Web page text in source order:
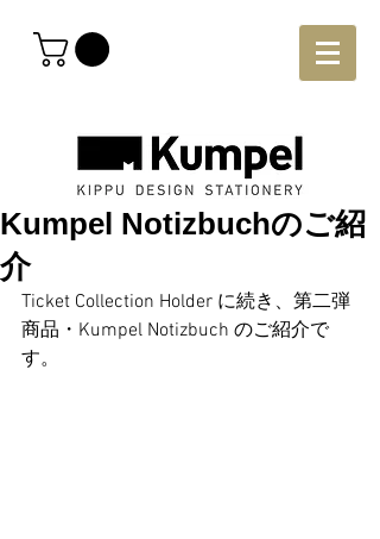
Kumpel Notizbuchのご紹
介
Ticket Collection Holder に続き、第二弾
商品・Kumpel Notizbuch のご紹介で
す。